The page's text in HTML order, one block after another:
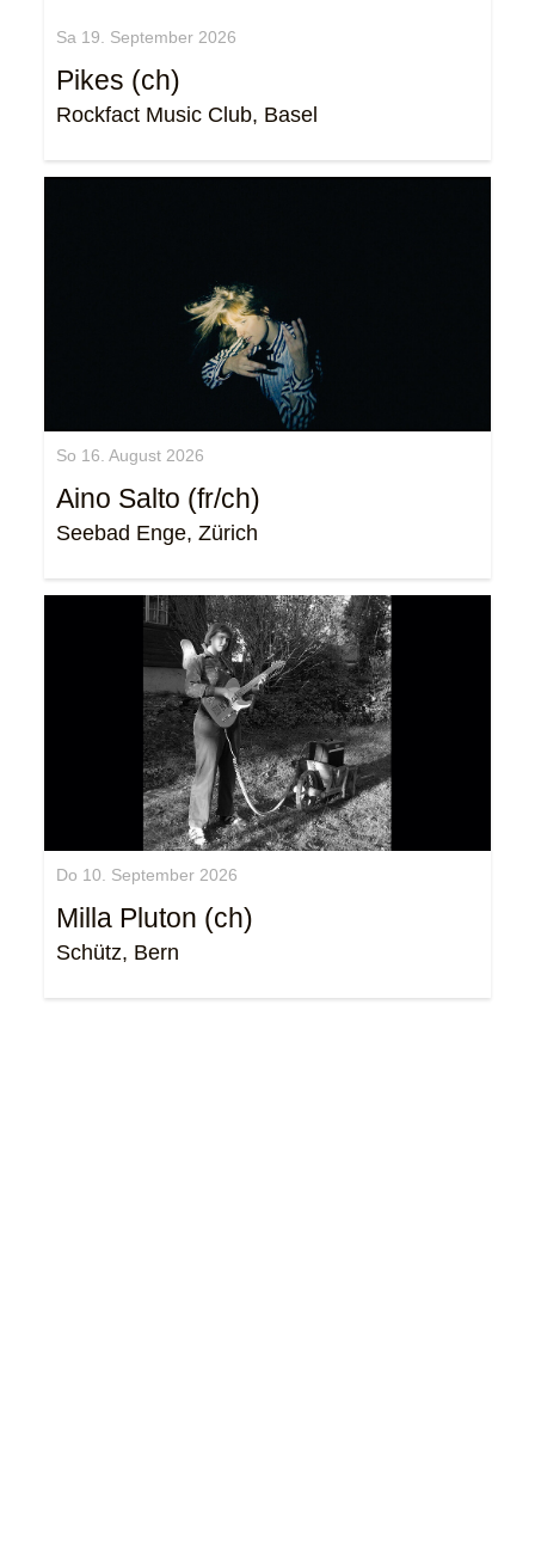
Sa 19. September 2026
Pikes (ch)
Rockfact Music Club, Basel
So 16. August 2026
Aino Salto (fr/ch)
Seebad Enge, Zürich
Do 10. September 2026
Milla Pluton (ch)
Schütz, Bern